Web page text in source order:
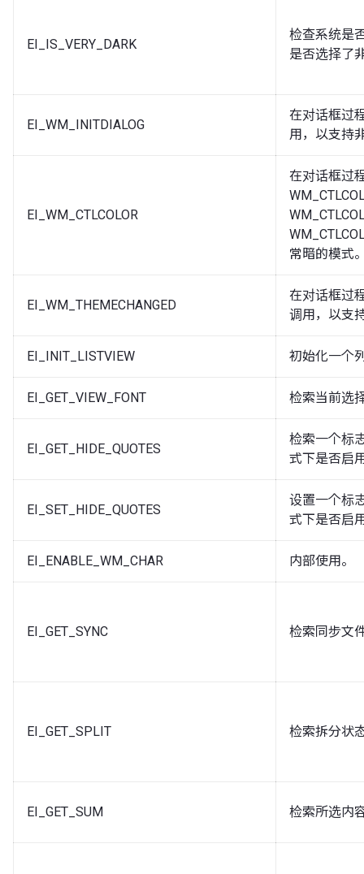
EI_IS_VERY_DARK
检查系统是
是否选择了
EI_WM_INITDIALOG
在对话框过
用，以支持
EI_WM_CTLCOLOR
在对话框过
常暗的模式
EI_WM_THEMECHANGED
在对话框过
调用，以支
EI_INIT_LISTVIEW 初始化一个
EI_GET_VIEW_FONT 检索当前选
EI_GET_HIDE_QUOTES
检索一个标
式下是否启
EI_SET_HIDE_QUOTES
设置一个标
式下是否启
EI_ENABLE_WM_CHAR 内部使用。
EI_GET_SYNC 检索同步文
EI_GET_SPLIT 检索拆分状
EI_GET_SUM 检索所选内